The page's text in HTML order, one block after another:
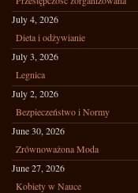
July 4, 2026
Dieta i odżywianie
July 3, 2026
Legnica
July 2, 2026
Bezpieczeństwo i Normy
June 30, 2026
Zrównoważona Moda
June 27, 2026
Kobiety w Nauce